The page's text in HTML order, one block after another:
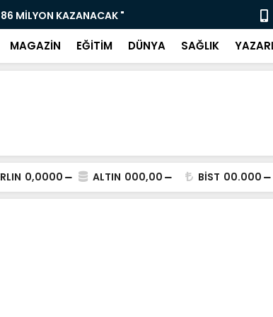
MİLYON KAZANACAK " Yaz
MAGAZİN EĞİTİM DÜNYA SAĞLIK
0,0000 ALTIN 000,00 BİST 00.000